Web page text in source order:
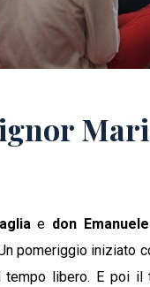
e don
pomeriggio iniziato
libero. E poi il